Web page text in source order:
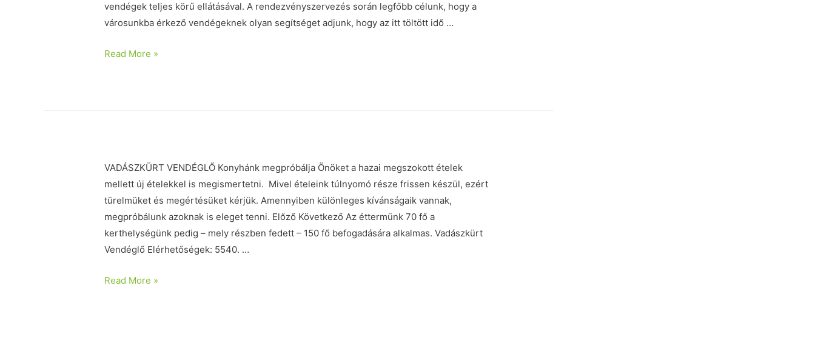
vendégek teljes körű ellátásával. A rendezvényszervezés során legfőbb célunk, hogy a
városunkba érkező vendégeknek olyan segítséget adjunk, hogy az itt töltött idő …
Read More »
VADÁSZKÜRT VENDÉGLŐ Konyhánk megpróbálja Önöket a hazai megszokott ételek
mellett új ételekkel is megismertetni. Mivel ételeink túlnyomó része frissen készül, ezért
türelmüket és megértésüket kérjük. Amennyiben különleges kívánságaik vannak,
megpróbálunk azoknak is eleget tenni. Előző Következő Az éttermünk 70 fő a
kerthelységünk pedig – mely részben fedett – 150 fő befogadására alkalmas. Vadászkürt
Vendéglő Elérhetőségek: 5540. …
Read More »